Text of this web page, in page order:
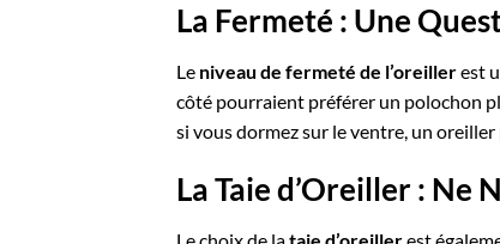
La Fermeté : Une
Le niveau de fermeté de l’oreillerest
côté pourraient préférer un polochon
si vous dormez sur le ventre, un
La Taie d’Oreiller : Ne